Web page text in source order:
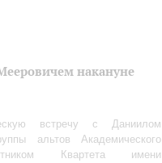
накануне
встречу с Даниилом
альтов Академического
Квартета имени